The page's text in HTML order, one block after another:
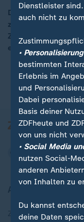
Der Karneval im
zwölf besten
ZDF-Korrespondent
es "Millionen
Zuletzt
Dienstleister
auch nicht zu
•
bestimmten
Erlebnis im
und
Dabei
Basis deiner
ZDFheute und
von uns nicht
• Social Media
nutzen Social-
anderen
von Inhalten zu
Du kannst
deine Daten